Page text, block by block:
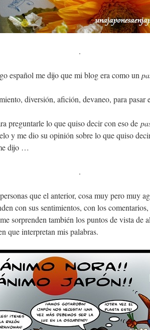
.
español me dijo que mi blog era como un
diversión, afición, devaneo, para pasar
preguntarle lo que quiso decir con eso de
y me dio su opinión sobre lo que quiso
dijo …
.
que el anterior, cosa muy pero muy
con sus sentimientos, con los
sorprenden también los puntos de vista de
que interpretan mis palabras.